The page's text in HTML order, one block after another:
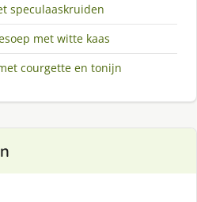
speculaaskruiden
met witte kaas
courgette en tonijn